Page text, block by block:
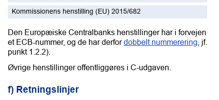
Kommissionens henstilling (EU) 2015/682
Den Europæiske Centralbanks henstillinger har i forvejen
et ECB-nummer, og de har derfordobbelt nummerering , jf.
punkt 1.2.2).
Øvrige henstillinger offentliggøres i C-udgaven.
f) Retningslinjer